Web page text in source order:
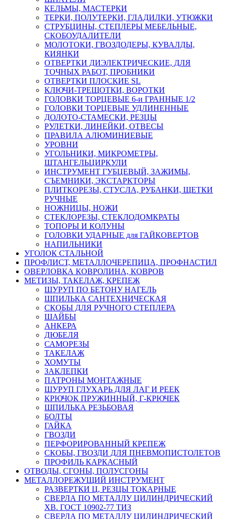
КЕЛЬМЫ, МАСТЕРКИ
ТЕРКИ, ПОЛУТЕРКИ, ГЛАДИЛКИ, УТЮЖКИ
СТРУБЦИНЫ, СТЕПЛЕРЫ МЕБЕЛЬНЫЕ,
СКОБОУДАЛИТЕЛИ
МОЛОТОКИ, ГВОЗДОДЕРЫ, КУВАЛДЫ,
КИЯНКИ
ОТВЕРТКИ ДИЭЛЕКТРИЧЕСКИЕ, ДЛЯ
ТОЧНЫХ РАБОТ, ПРОБНИКИ
ОТВЕРТКИ ПЛОСКИЕ SL
КЛЮЧИ-ТРЕЩОТКИ, ВОРОТКИ
ГОЛОВКИ ТОРЦЕВЫЕ 6-и ГРАННЫЕ 1/2
ГОЛОВКИ ТОРЦЕВЫЕ УДЛИНЕННЫЕ
ДОЛОТО-СТАМЕСКИ, РЕЗЦЫ
РУЛЕТКИ, ЛИНЕЙКИ, ОТВЕСЫ
ПРАВИЛА АЛЮМИНИЕВЫЕ
УРОВНИ
УГОЛЬНИКИ, МИКРОМЕТРЫ,
ШТАНГЕЛЬЦИРКУЛИ
ИНСТРУМЕНТ ГУБЦЕВЫЙ, ЗАЖИМЫ,
СЪЕМНИКИ, ЭКСТАРКТОРЫ
ПЛИТКОРЕЗЫ, СТУСЛА, РУБАНКИ, ЩЕТКИ
РУЧНЫЕ
НОЖНИЦЫ, НОЖИ
СТЕКЛОРЕЗЫ, СТЕКЛОДОМКРАТЫ
ТОПОРЫ И КОЛУНЫ
ГОЛОВКИ УДАРНЫЕ для ГАЙКОВЕРТОВ
НАПИЛЬНИКИ
УГОЛОК СТАЛЬНОЙ
ПРОФЛИСТ, МЕТАЛЛОЧЕРЕПИЦА, ПРОФНАСТИЛ
ОВЕРЛОВКА КОВРОЛИНА, КОВРОВ
МЕТИЗЫ, ТАКЕЛАЖ, КРЕПЕЖ
ШУРУП ПО БЕТОНУ НАГЕЛЬ
ШПИЛЬКА САНТЕХНИЧЕСКАЯ
СКОБЫ ДЛЯ РУЧНОГО СТЕПЛЕРА
ШАЙБЫ
АНКЕРА
ДЮБЕЛЯ
САМОРЕЗЫ
ТАКЕЛАЖ
ХОМУТЫ
ЗАКЛЕПКИ
ПАТРОНЫ МОНТАЖНЫЕ
ШУРУП ГЛУХАРЬ ДЛЯ ЛАГ И РЕЕК
КРЮЧОК ПРУЖИННЫЙ, Г-КРЮЧЕК
ШПИЛЬКА РЕЗЬБОВАЯ
БОЛТЫ
ГАЙКА
ГВОЗДИ
ПЕРФОРИРОВАННЫЙ КРЕПЕЖ
СКОБЫ, ГВОЗДИ ДЛЯ ПНЕВМОПИСТОЛЕТОВ
ПРОФИЛЬ КАРКАСНЫЙ
ОТВОДЫ, СГОНЫ, ПОЛУСГОНЫ
МЕТАЛЛОРЕЖУЩИЙ ИНСТРУМЕНТ
РАЗВЕРТКИ Ц, РЕЗЦЫ ТОКАРНЫЕ
СВЕРЛА ПО МЕТАЛЛУ ЦИЛИНДРИЧЕСКИЙ
ХВ. ГОСТ 10902-77 ТИЗ
СВЕРЛА ПО МЕТАЛЛУ ЦИЛИНДРИЧЕСКИЙ